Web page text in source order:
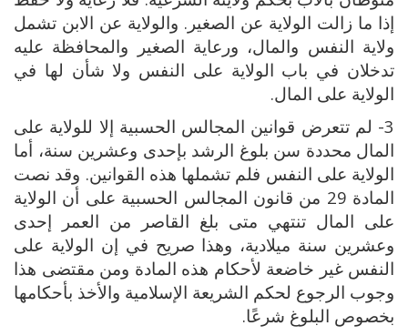
إذا ما زالت الولاية عن الصغير. والولاية عن الابن تشمل
ولاية النفس والمال، ورعاية الصغير والمحافظة عليه
تدخلان في باب الولاية على النفس ولا شأن لها في
الولاية على المال.
3- لم تتعرض قوانين المجالس الحسبية إلا للولاية على
المال محددة سن بلوغ الرشد بإحدى وعشرين سنة، أما
الولاية على النفس فلم تشملها هذه القوانين. وقد نصت
المادة 29 من قانون المجالس الحسبية على أن الولاية
على المال تنتهي متى بلغ القاصر من العمر إحدى
وعشرين سنة ميلادية، وهذا صريح في إن الولاية على
النفس غير خاضعة لأحكام هذه المادة ومن مقتضى هذا
وجوب الرجوع لحكم الشريعة الإسلامية والأخذ بأحكامها
بخصوص البلوغ شرعًا.